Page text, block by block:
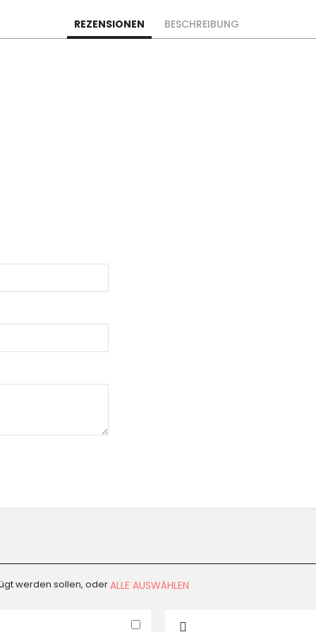
REZENSIONEN BESCHREIBUNG
werden sollen, oderALLE AUSWÄHLEN